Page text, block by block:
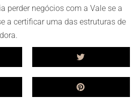
perder negócios com a Vale se a
a certificar uma das estruturas de